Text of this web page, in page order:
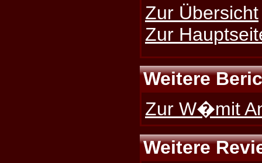
Zur Übersicht
Zur
Weitere
Zur W�mit
Weitere